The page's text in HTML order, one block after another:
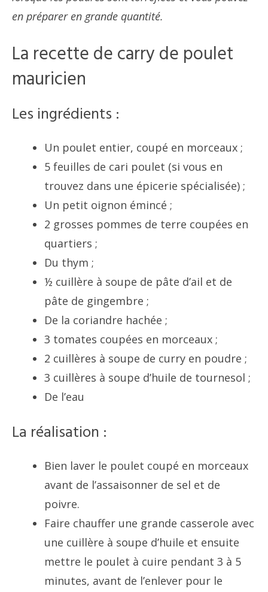
en préparer en grande quantité.
La recette de carry de poulet
mauricien
Les ingrédients :
Un poulet entier, coupé en morceaux ;
5 feuilles de cari poulet (si vous en
trouvez dans une épicerie spécialisée) ;
Un petit oignon émincé ;
2 grosses pommes de terre coupées en
quartiers ;
Du thym ;
½ cuillère à soupe de pâte d’ail et de
pâte de gingembre ;
De la coriandre hachée ;
3 tomates coupées en morceaux ;
2 cuillères à soupe de curry en poudre ;
3 cuillères à soupe d’huile de tournesol ;
De l’eau
La réalisation :
Bien laver le poulet coupé en morceaux
avant de l’assaisonner de sel et de
poivre.
Faire chauffer une grande casserole avec
une cuillère à soupe d’huile et ensuite
mettre le poulet à cuire pendant 3 à 5
minutes, avant de l’enlever pour le